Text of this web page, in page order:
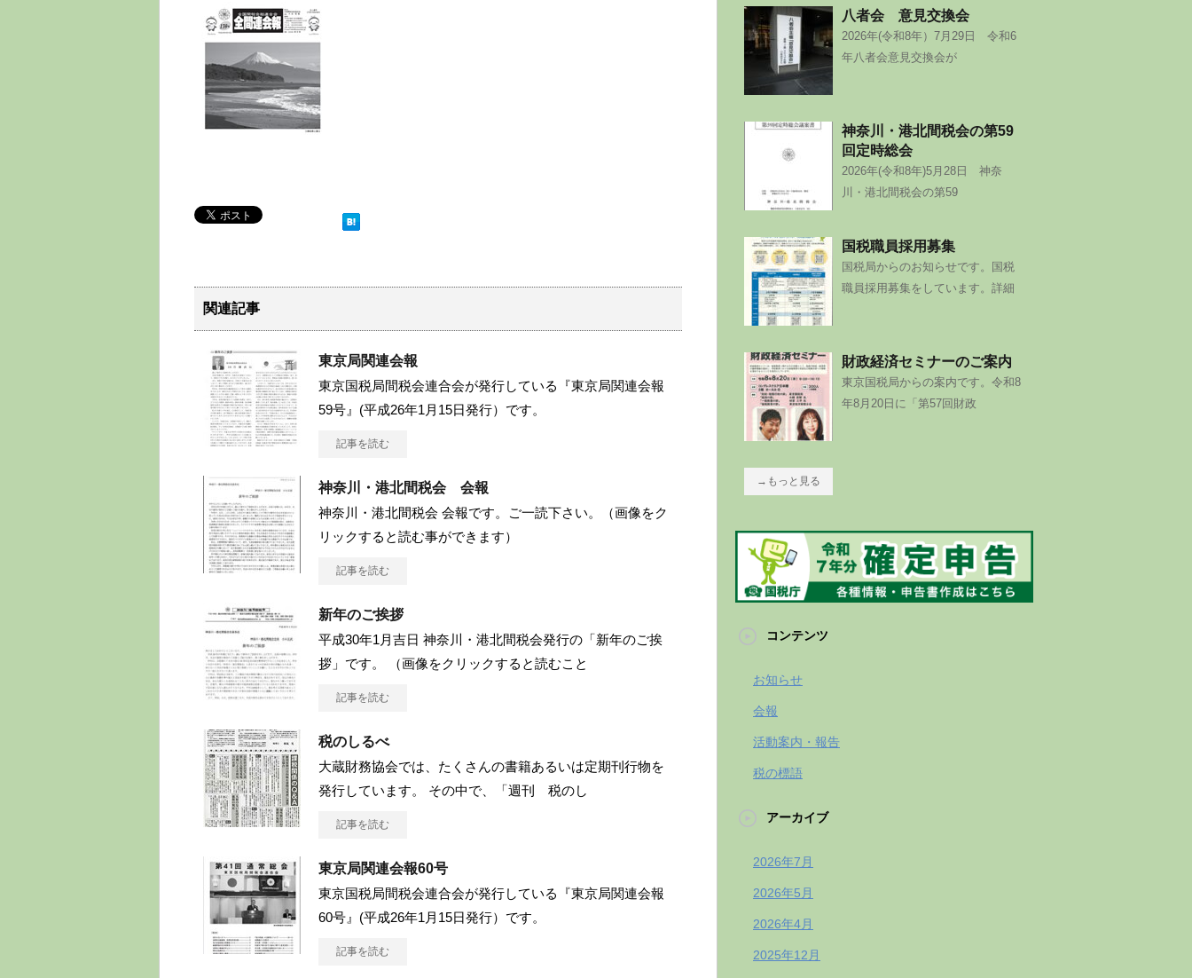
関連記事
東京局関連会報
東京国税局間税会連合会が発行している『東京局関連会報
59号』(平成26年1月15日発行）です。
記事を読む
神奈川・港北間税会 会報
神奈川・港北間税会 会報です。ご一読下さい。（画像をク
リックすると読む事ができます）
記事を読む
新年のご挨拶
平成30年1月吉日 神奈川・港北間税会発行の「新年のご挨
拶」です。 （画像をクリックすると読むこと
記事を読む
税のしるべ
大蔵財務協会では、たくさんの書籍あるいは定期刊行物を
発行しています。 その中で、「週刊 税のし
記事を読む
東京局関連会報60号
東京国税局間税会連合会が発行している『東京局関連会報
60号』(平成26年1月15日発行）です。
記事を読む
八者会 意見交換会
2026年(令和8年）7月29日 令和6
年八者会意見交換会が
神奈川・港北間税会の第59
回定時総会
2026年(令和8年)5月28日 神奈
川・港北間税会の第59
国税職員採用募集
国税局からのお知らせです。国税
職員採用募集をしています。詳細
財政経済セミナーのご案内
東京国税局からの案内です。令和8
年8月20日に「第57回財政
→もっと見る
コンテンツ
お知らせ
会報
活動案内・報告
税の標語
アーカイブ
2026年7月
2026年5月
2026年4月
2025年12月